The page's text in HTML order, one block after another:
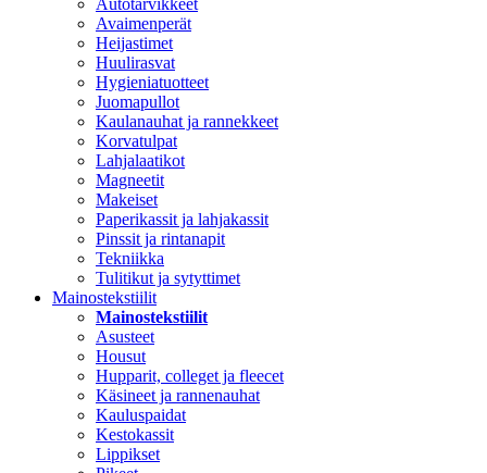
Autotarvikkeet
Avaimenperät
Heijastimet
Huulirasvat
Hygieniatuotteet
Juomapullot
Kaulanauhat ja rannekkeet
Korvatulpat
Lahjalaatikot
Magneetit
Makeiset
Paperikassit ja lahjakassit
Pinssit ja rintanapit
Tekniikka
Tulitikut ja sytyttimet
Mainostekstiilit
Mainostekstiilit
Asusteet
Housut
Hupparit, colleget ja fleecet
Käsineet ja rannenauhat
Kauluspaidat
Kestokassit
Lippikset